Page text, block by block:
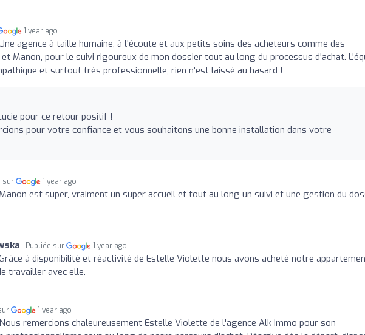
1 year ago
agence à taille humaine, à l'écoute et aux petits soins des acheteurs comme des
Manon, pour le suivi rigoureux de mon dossier tout au long du processus d'achat.
et surtout très professionnelle, rien n'est laissé au hasard !
pour ce retour positif !
pour votre confiance et vous souhaitons une bonne installation dans votre
sur 1 year ago
Manon est super, vraiment un super accueil et tout au long un suivi et une gestion du
Publiée sur 1 year ago
à disponibilité et réactivité de Estelle Violette nous avons acheté notre
travailler avec elle.
1 year ago
Nous remercions chaleureusement Estelle Violette de l'agence Alk Immo pour son